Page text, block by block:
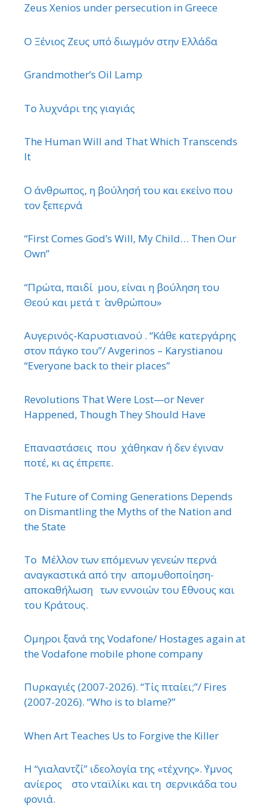
Zeus Xenios under persecution in Greece
Ο Ξένιος Ζευς υπό διωγμόν στην Ελλάδα
Grandmother’s Oil Lamp
Το λυχνάρι της γιαγιάς
The Human Will and That Which Transcends
It
Ο άνθρωπος, η βούλησή του και εκείνο που
τον ξεπερνά
“First Comes God’s Will, My Child… Then Our
Own”
“Πρώτα, παιδί μου, είναι η βούληση του
Θεού και μετά τ ΄ ανθρώπου»
Αυγερινός-Καρυστιανού . “Κάθε κατεργάρης
στον πάγκο του”/ Avgerinos – Karystianou
“Εveryone back to their places”
Revolutions That Were Lost—or Never
Happened, Though They Should Have
Επαναστάσεις που χάθηκαν ή δεν έγιναν
ποτέ, κι ας έπρεπε.
The Future of Coming Generations Depends
on Dismantling the Myths of the Nation and
the State
Το Μέλλον των επόμενων γενεών περνά
αναγκαστικά από την απομυθοποίηση-
αποκαθήλωση των εννοιών του ΄Εθνους και
του Κράτους.
΄Ομηροι ξανά της Vodafone/ Hostages again at
the Vodafone mobile phone company
Πυρκαγιές (2007-2026). “Τίς πταίει;”/ Fires
(2007-2026). “Who is to blame?”
When Art Teaches Us to Forgive the Killer
Η “γιαλαντζί” ιδεολογία της «τέχνης». ΄Υμνος
ανίερος στο νταϊλίκι και τη σερνικάδα του
φονιά.